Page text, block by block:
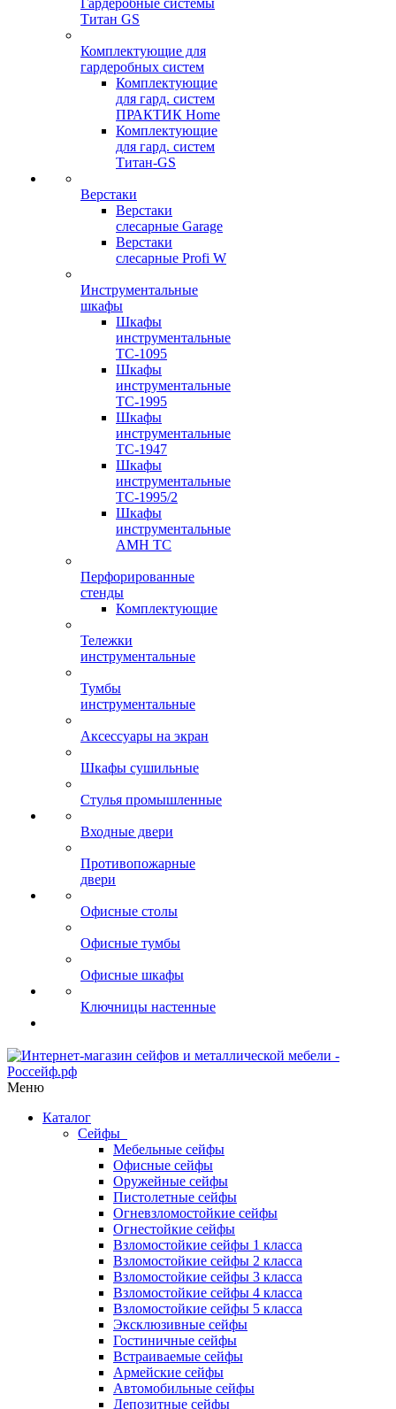
Гардеробные системы
Титан GS
Комплектующие для
гардеробных систем
Комплектующие
для гард. систем
ПРАКТИК Home
Комплектующие
для гард. систем
Титан-GS
Верстаки
Верстаки
слесарные Garage
Верстаки
слесарные Profi W
Инструментальные
шкафы
Шкафы
инструментальные
TC-1095
Шкафы
инструментальные
TC-1995
Шкафы
инструментальные
TC-1947
Шкафы
инструментальные
TC-1995/2
Шкафы
инструментальные
AMH TC
Перфорированные
стенды
Комплектующие
Тележки
инструментальные
Тумбы
инструментальные
Аксессуары на экран
Шкафы сушильные
Стулья промышленные
Входные двери
Противопожарные
двери
Офисные столы
Офисные тумбы
Офисные шкафы
Ключницы настенные
Меню
Каталог
Сейфы
Мебельные сейфы
Офисные сейфы
Оружейные сейфы
Пистолетные сейфы
Огневзломостойкие сейфы
Огнестойкие сейфы
Взломостойкие сейфы 1 класса
Взломостойкие сейфы 2 класса
Взломостойкие сейфы 3 класса
Взломостойкие сейфы 4 класса
Взломостойкие сейфы 5 класса
Эксклюзивные сейфы
Гостиничные сейфы
Встраиваемые сейфы
Армейские сейфы
Автомобильные сейфы
Депозитные сейфы